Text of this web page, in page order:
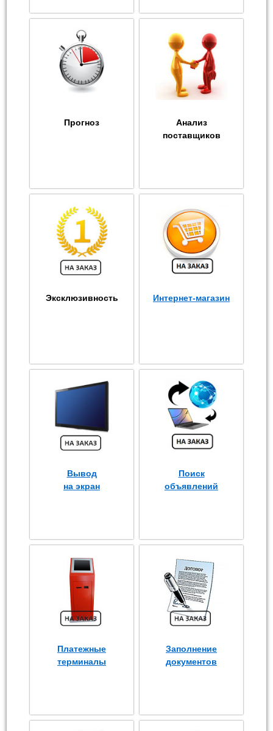
Прогноз
Анализ
поставщиков
Эксклюзивность Интернет-магазин
Вывод
на экран
Поиск
объявлений
Платежные
терминалы
Заполнение
документов